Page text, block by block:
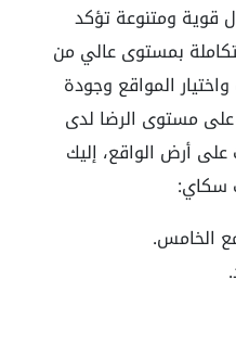
قوية ومتنوعة تؤكد
بمستوى عالي من
المواقع وجودة
على مستوى الرضا لدى
أرض الواقع، إليك
سكاي:
الخامس.